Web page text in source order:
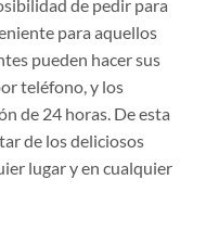
para aquellos
pueden hacer sus
teléfono, y los
de 24 horas. De esta
de los deliciosos
lugar y en cualquier